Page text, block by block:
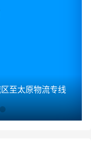
至太原物流专线